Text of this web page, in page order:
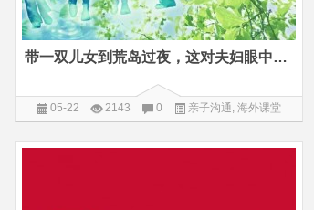
带一双儿女到荒岛过夜，这对夫妇眼中自然教育的误区与建议
05-22 2143 0 亲子沟通, 海外课堂